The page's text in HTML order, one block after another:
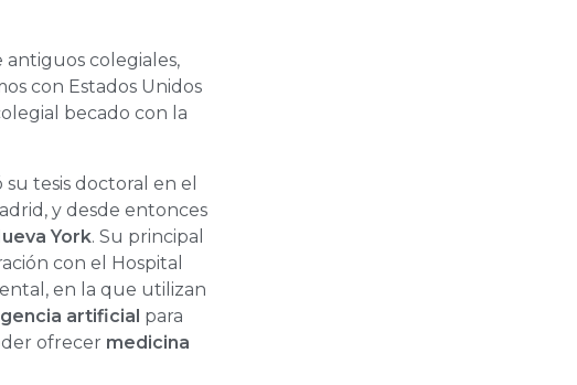
colegiales,
con Estados Unidos
becado con la
tesis doctoral en el
y desde entonces
York. Su principal
con el Hospital
en la que utilizan
artificial para
ofrecer medicina